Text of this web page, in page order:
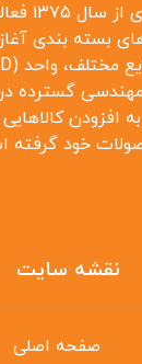
این
‌های بسته بندی
گسترده
افزودن
خود گرفته
نقشه سایت
صفحه اصلی